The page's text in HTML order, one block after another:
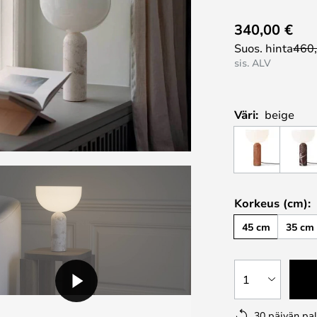
340,00 €
Suos. hinta
sis. ALV
Väri: beige
Korkeus (cm):
45 cm 35 cm
1